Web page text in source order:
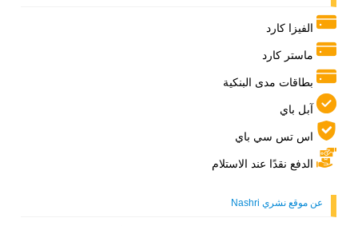
الفيزا كارد
ماستر كارد
بطاقات مدى البنكية
آبل باي
اس تس سي باي
الدفع نقدًا عند الاستلام
عن موقع نشري Nashri